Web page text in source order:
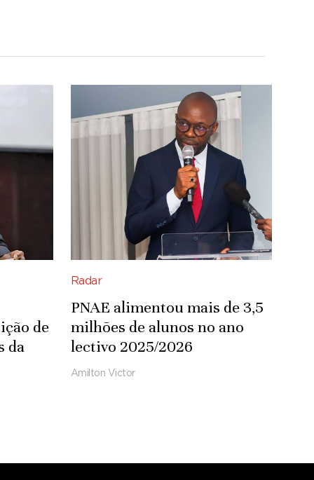
de
da
Radar
PNAE alimentou mais de 3,5
milhões de alunos no ano
lectivo 2025/2026
Amilton Victor